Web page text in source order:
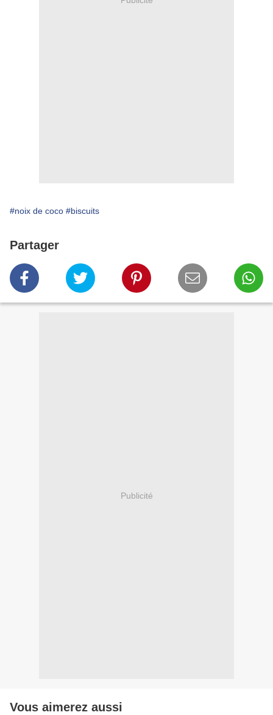
#noix de coco #biscuits
Partager
Publicité
Vous aimerez aussi